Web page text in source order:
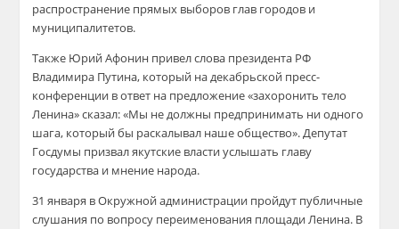
распространение прямых выборов глав городов и
муниципалитетов.
Также ЮрийАфонин привел слова президента РФ
Владимира Путина, который на декабрьской пресс-
конференции в ответ на предложение «захоронить тело
Ленина» сказал: «Мы не должны предпринимать ни одного
шага, который бы раскалывал наше общество». Депутат
Госдумы призвал якутские власти услышать главу
государства и мнение народа.
31 января в Окружной администрации пройдут публичные
слушания по вопросу переименования площади Ленина. В